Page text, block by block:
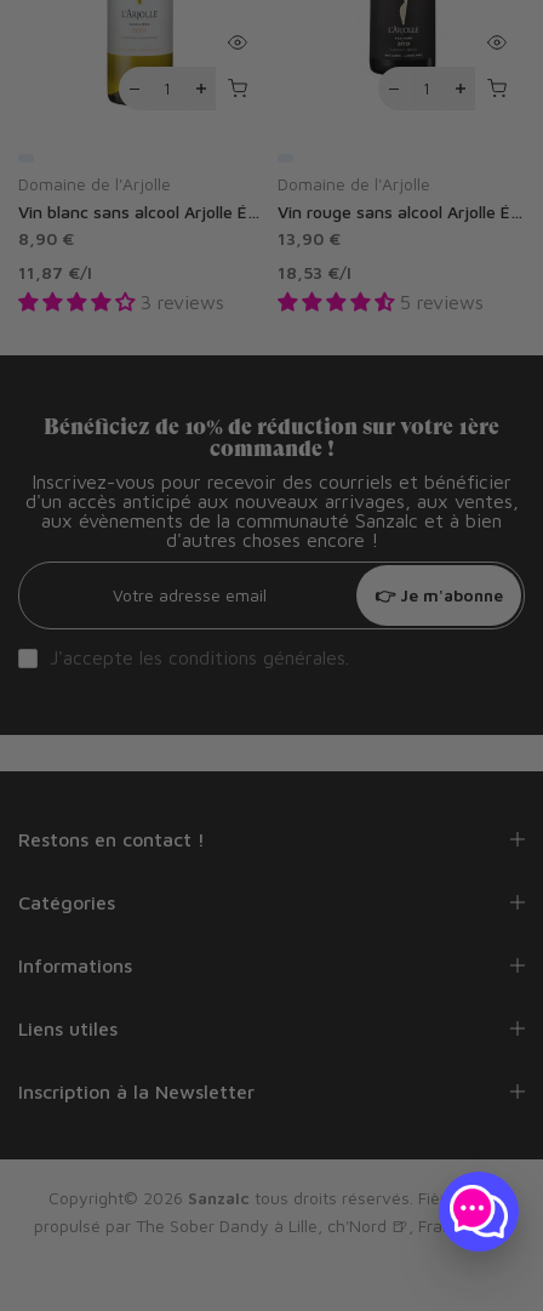
Domaine de l'Arjolle
Vin blanc sans alcool Arjolle Équilibre Zéro 0.0%
8,90 €
11,87 €/l
3 reviews
Domaine de l'Arjolle
Vin rouge sans alcool Arjolle Équinoxe Zéro 0.0%
13,90 €
18,53 €/l
5 reviews
Bénéficiez de 10% de réduction sur votre 1ère
commande !
Inscrivez-vous pour recevoir des courriels et bénéficier
d'un accès anticipé aux nouveaux arrivages, aux ventes,
aux évènements de la communauté Sanzalc et à bien
d'autres choses encore !
👉 Je m'abonne
J'accepte les conditions générales
Restons en contact !
Catégories
Informations
Liens utiles
Inscription à la Newsletter
Copyright© 2026 Sanzalc tous droits réservés. Fièrement
propulsé par The Sober Dandy à Lille, ch'Nord 🍺, France 🇫🇷